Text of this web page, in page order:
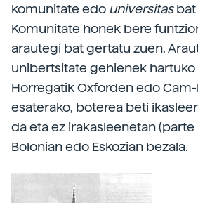
komunitate edo universitasbat
Komunitate honek bere
arautegi bat gertatu zuen.
unibertsitate gehienek hartuko
Horregatik Oxforden edo
esaterako, boterea beti
da eta ez irakasleenetan
Bolonian edo Eskozian bezala.